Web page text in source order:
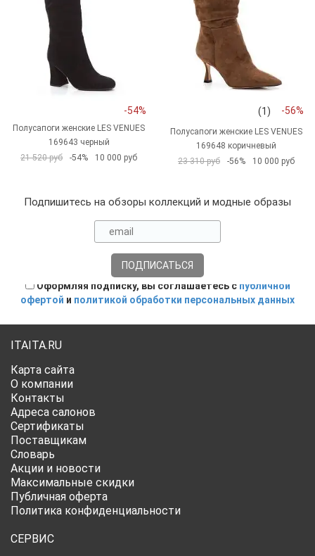
-54%
Полусапоги женские LES VENUES
169643 черный
21 520 руб
-54% 10 000 руб
(1) -56%
Полусапоги женские LES VENUES
169648 коричневый
23 310 руб
-56% 10 000 руб
Подпишитесь на обзоры коллекций и модные образы
Оформляя подписку, вы соглашаетесь с публичной
офертой и политикой обработки персональных данных
ITAITA.RU
Карта сайта
О компании
Контакты
Адреса салонов
Сертификаты
Поставщикам
Словарь
Акции и новости
Максимальные скидки
Публичная оферта
Политика конфиденциальности
СЕРВИС